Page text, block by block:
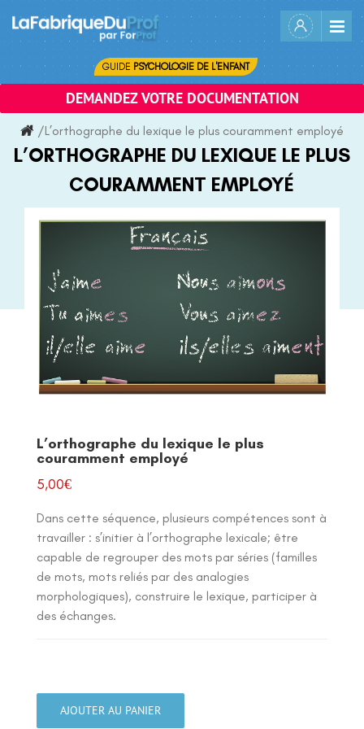
content
GUIDE PSYCHOLOGIE DE L'ENFANT
DEMANDEZ VOTRE DOCUMENTATION
/L’orthographe du lexique le plus couramment employé
L’ORTHOGRAPHE DU LEXIQUE LE PLUS
COURAMMENT EMPLOYÉ
L’orthographe du lexique le plus
couramment employé
5,00€
Dans cette séquence, plusieurs compétences sont à
travailler : s’initier à l’orthographe lexicale; être
capable de regrouper des mots par séries (familles
de mots, mots reliés par des analogies
morphologiques), construire le lexique, participer à
des échanges.
AJOUTER AU PANIER